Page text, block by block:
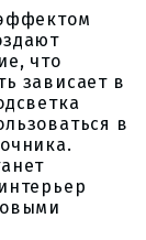
что
зависает в
в